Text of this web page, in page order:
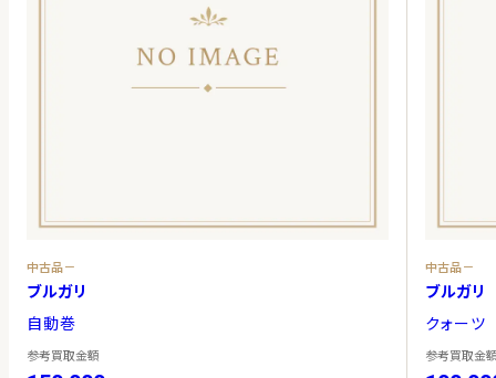
中古品－
ブルガリ
自動巻
参考買取金額
中古品－
ブルガリ
クォーツ
参考買取金